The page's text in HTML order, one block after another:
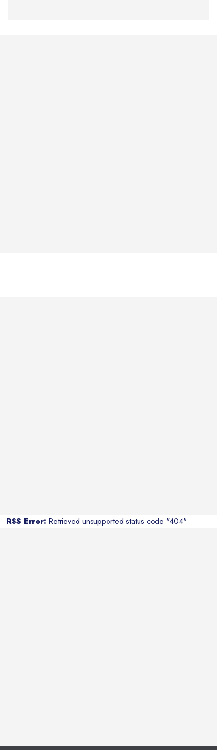
RSS Error: Retrieved unsupported status code "404"